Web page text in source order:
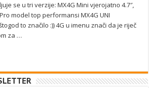
se u tri verzije: MX4G Mini vjerojatno 4.7″,
model top performansi MX4G UNI
to značilo :)) 4G u imenu znači da je riječ
za …